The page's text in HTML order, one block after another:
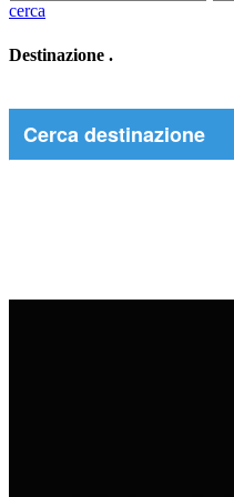
cerca
Destinazione .